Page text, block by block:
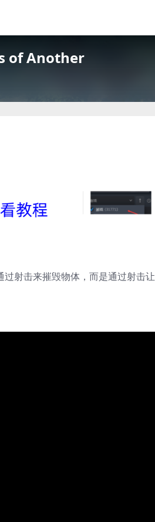
of Another
射击来摧毁物体，而是通过射击让